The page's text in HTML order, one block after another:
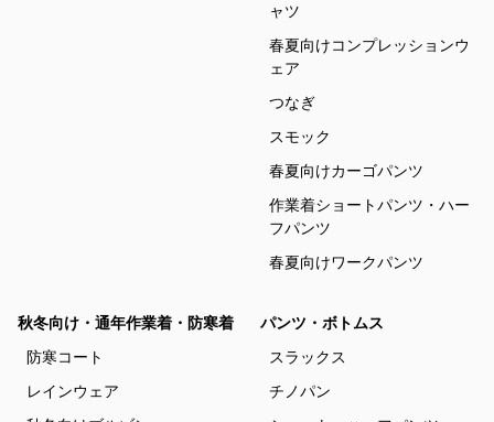
ャツ
春夏向けコンプレッションウ
ェア
つなぎ
スモック
春夏向けカーゴパンツ
作業着ショートパンツ・ハー
フパンツ
春夏向けワークパンツ
秋冬向け・通年作業着・防寒着
防寒コート
レインウェア
パンツ・ボトムス
スラックス
チノパン